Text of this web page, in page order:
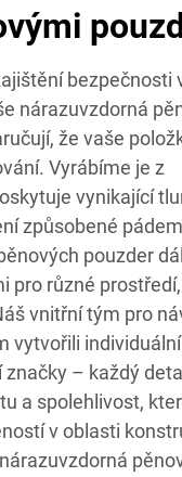
bezpečnosti
nárazuvzdorná
že vaše
Vyrábíme je z
vynikající
způsobené
pouzder
pro různé
vnitřní tým pro
vytvořili
– každý
a spolehlivost,
v oblasti